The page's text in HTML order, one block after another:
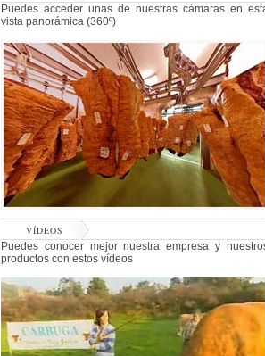
Puedes acceder unas de nuestras cámaras en
vista panorámica (360º)
VÍDEOS
Puedes conocer mejor nuestra empresa y
productos con estos vídeos